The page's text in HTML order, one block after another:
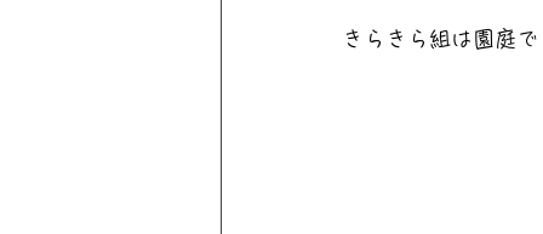
きらきら組は園庭で